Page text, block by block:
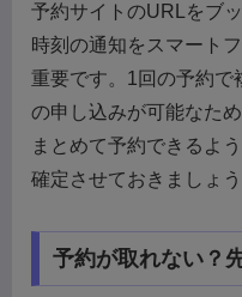
予約サイトのURLをブ
時刻の通知をスマート
重要です。1回の予約で
の申し込みが可能なた
まとめて予約できるよ
確定させておきましょう
予約が取れない？